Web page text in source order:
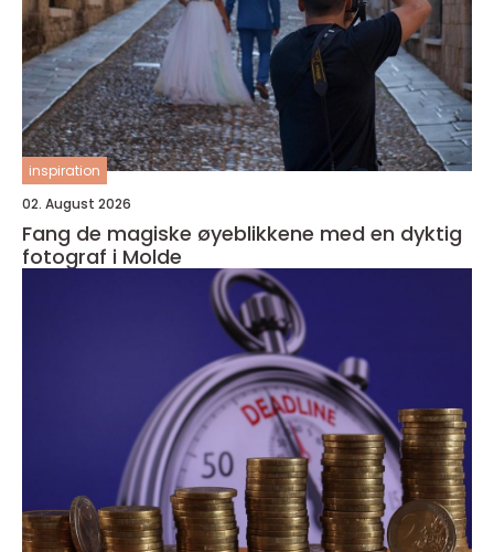
inspiration
02. August 2026
Fang de magiske øyeblikkene med en dyktig
fotograf i Molde